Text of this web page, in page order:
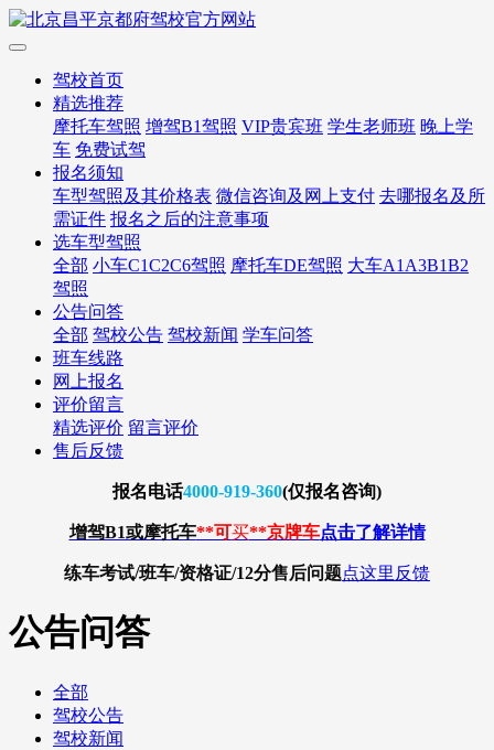
驾校首页
精选推荐
摩托车驾照 增驾B1驾照 VIP贵宾班 学生老师班 晚上学
车 免费试驾
报名须知
车型驾照及其价格表 微信咨询及网上支付 去哪报名及所
需证件 报名之后的注意事项
选车型驾照
全部 小车C1C2C6驾照 摩托车DE驾照 大车A1A3B1B2
驾照
公告问答
全部 驾校公告 驾校新闻 学车问答
班车线路
网上报名
评价留言
精选评价 留言评价
售后反馈
报名电话4000-919-360(仅报名咨询)
增驾B1或摩托车**可买**京牌车点击了解详情
练车考试/班车/资格证/12分售后问题点这里反馈
公告问答
全部
驾校公告
驾校新闻